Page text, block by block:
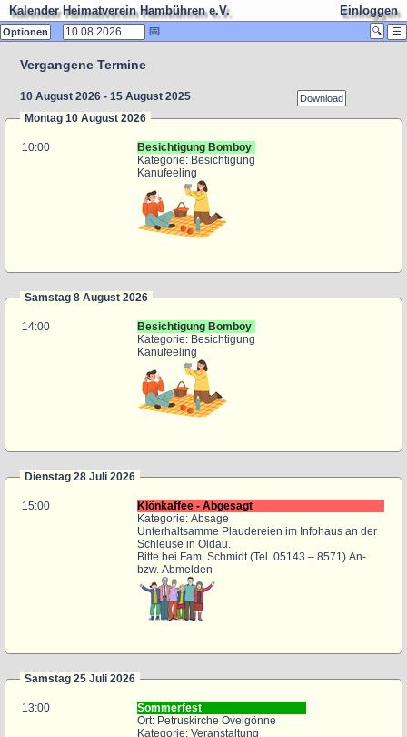
Kalender Heimatverein Hambühren e.V. Einloggen
🔍 ☰
Optionen 📅
Ansicht
Monat
Woche
Tag
Kategorien
no cat
Besichtigung
Unternehmung
Versammlung
Veranstaltung
Klönkaffee
Information
Wichtig
Vergangene Termine
Download
10 August 2026 - 15 August 2025
Montag 10 August 2026
10:00
Besichtigung Bomboy
Kategorie: Besichtigung
Kanufeeling
Samstag 8 August 2026
14:00
Besichtigung Bomboy
Kategorie: Besichtigung
Kanufeeling
Dienstag 28 Juli 2026
15:00
Klönkaffee - Abgesagt
Kategorie: Absage
Unterhaltsamme Plaudereien im Infohaus an der
Schleuse in Oldau.
Bitte bei Fam. Schmidt (Tel. 05143 – 8571) An-
bzw. Abmelden
Samstag 25 Juli 2026
13:00
Sommerfest
Ort: Petruskirche Ovelgönne
Kategorie: Veranstaltung